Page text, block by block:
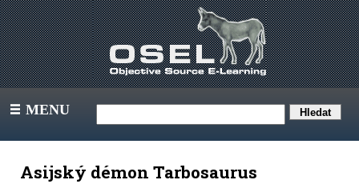
III MENU
Asijský démon Tarbosaurus